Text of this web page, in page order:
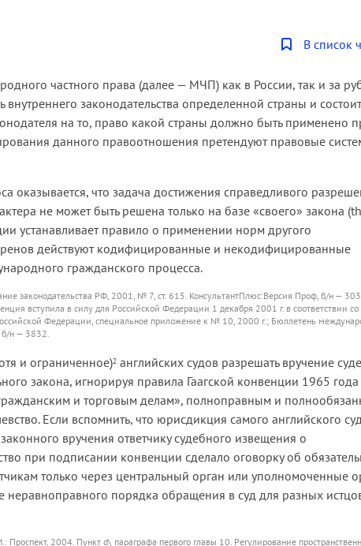
В список
частного права (далее — МЧП) как в России, так и за
законодательства определенной страны и
на то, право какой страны должно быть применено
данного правоотношения претендуют правовые
что задача достижения справедливого
не может быть решена только на базе «своего» закона
устанавливает правило о применении норм другого
действуют кодифицированные и некодифицированные
гражданского процесса.
законодательства РФ, 2001, № 7, ст. 615. КонсультантПлюс:Версия Проф, б/н —
вступила в силу для Российской Федерации 1 декабря 2001 г. в соответствии со
Федерации, специальное приложение к № 10, 2000 г.; Бюллетень
б/н — 3832.
и ограниченное)2 английских судов разрешать вручение
закона, игнорируя правила Гаагской конвенции 1965
и торговым делам», полноправным и
Если вспомнить, что юрисдикция самого английского
вручения ответчику судебного извещения о
при подписании конвенции сделало оговорку об
только через центральный орган или уполномоченные
неравноправного порядка обращения в суд для разных
Проспект, 2004. Пункт d\ параграфа первого главы 10. Регулирование